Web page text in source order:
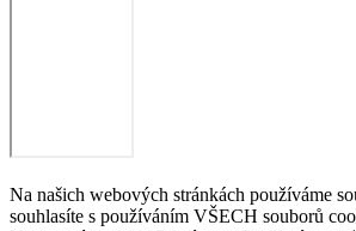
Na našich webových stránkách používáme
souhlasíte s používáním VŠECH souborů